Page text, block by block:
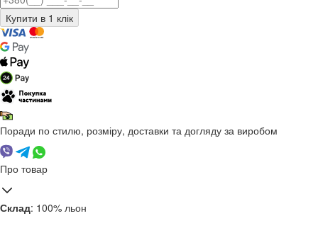
Поради по стилю, розміру, доставки та догляду за виробом
Про товар
Склад: 100% льон